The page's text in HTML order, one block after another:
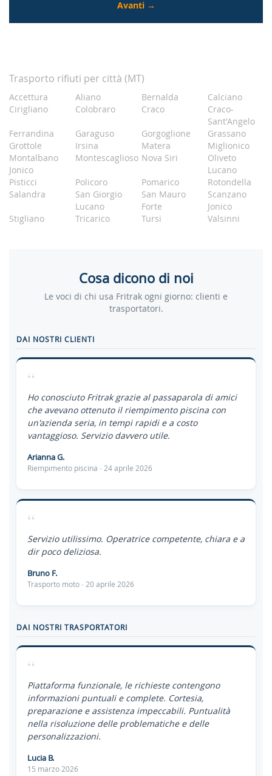
Trasporto rifiuti per città (MT)
Accettura Aliano Bernalda
Calciano
Cirigliano
Colobraro Craco
Craco-
Sant'Angelo
Ferrandina
Garaguso Gorgoglione
Grassano
Grottole
Irsina Matera
Miglionico
Montalbano
Jonico
Montescaglioso Nova Siri
Oliveto
Lucano
Pisticci
Policoro Pomarico
Rotondella
Salandra
San Giorgio
Lucano
San Mauro
Forte
Scanzano
Jonico
Stigliano
Tricarico Tursi Valsinni
Cosa dicono di noi
Le voci di chi usa Fritrak ogni giorno: clienti e
trasportatori.
DAI NOSTRI CLIENTI
“
Ho conosciuto Fritrak grazie al passaparola di amici
che avevano ottenuto il riempimento piscina con
un'azienda seria, in tempi rapidi e a costo
vantaggioso. Servizio davvero utile.
Arianna G.
Riempimento piscina · 24 aprile 2026
“
Servizio utilissimo. Operatrice competente, chiara e a
dir poco deliziosa.
Bruno F.
Trasporto moto · 20 aprile 2026
DAI NOSTRI TRASPORTATORI
“
Piattaforma funzionale, le richieste contengono
informazioni puntuali e complete. Cortesia,
preparazione e assistenza impeccabili. Puntualità
nella risoluzione delle problematiche e delle
personalizzazioni.
Lucia B.
15 marzo 2026